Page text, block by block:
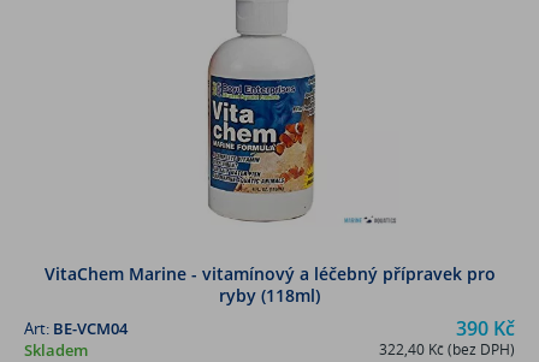
VitaChem Marine - vitamínový a léčebný přípravek pro
ryby (118ml)
390 Kč
322,40 Kč (bez DPH)
Art: BE-VCM04
Skladem